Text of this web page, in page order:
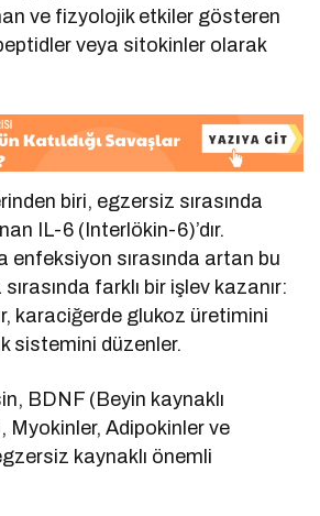
ve fizyolojik etkiler gösteren
veya sitokinler olarak
biri, egzersiz sırasında
IL-6 (Interlökin-6)’dır.
enfeksiyon sırasında artan bu
farklı bir işlev kazanır:
karaciğerde glukoz üretimini
sistemini düzenler.
BDNF (Beyin kaynaklı
Adipokinler ve
kaynaklı önemli